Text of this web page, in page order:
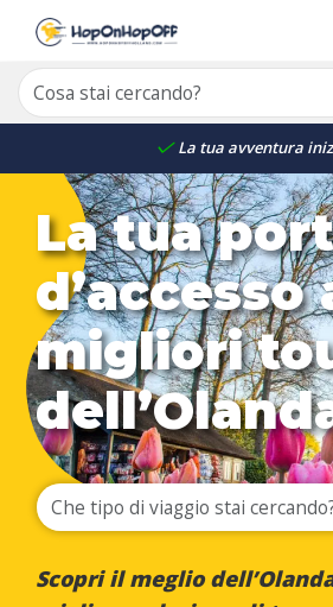
La tua avventura
La tua
d’accesso
migliori
Scopri il meglio